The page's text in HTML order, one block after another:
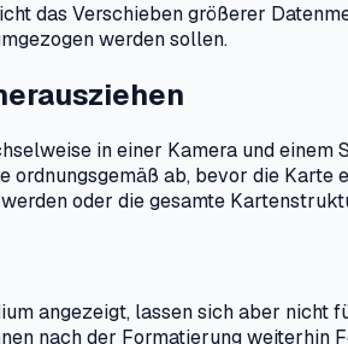
das Verschieben größerer
werden sollen.
in einer Kamera und
ab, bevor die
oder die gesamte
angezeigt, lassen sich aber
nach der Formatierung